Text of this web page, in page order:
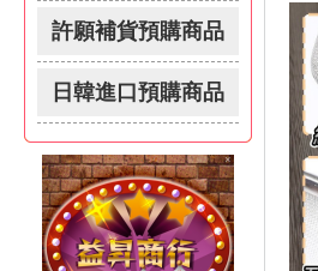
許願補貨預購商品
日韓進口預購商品